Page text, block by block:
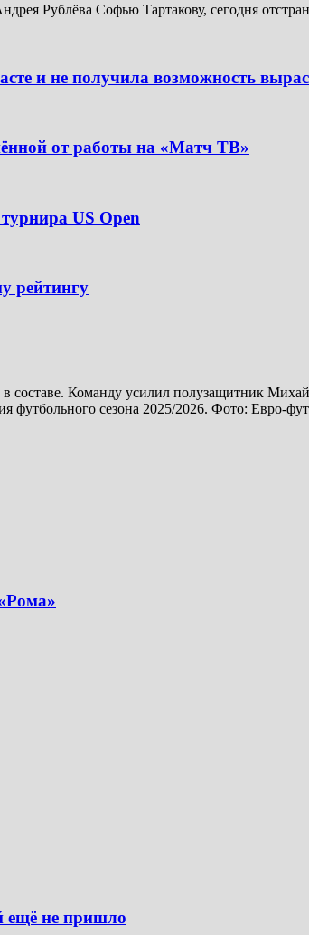
Рублёва Софью Тартакову, сегодня
и не получила возможность
от работы на «Матч ТВ»
US Open
рейтингу
составе. Команду усилил полузащитник
футбольного сезона 2025/2026. Фото: Евро-
ещё не пришло